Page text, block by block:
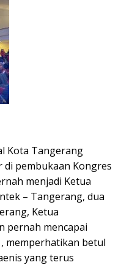
Kota Tangerang
di pembukaan Kongres
menjadi Ketua
– Tangerang, dua
Ketua
pernah mencapai
memperhatikan betul
yang terus